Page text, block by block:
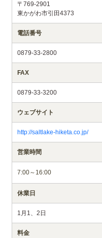
〒769-2901
東かがわ市引田4373
電話番号
0879-33-2800
FAX
0879-33-3200
ウェブサイト
http://saltlake-hiketa.co.jp/
営業時間
7:00～16:00
休業日
1月1、2日
料金